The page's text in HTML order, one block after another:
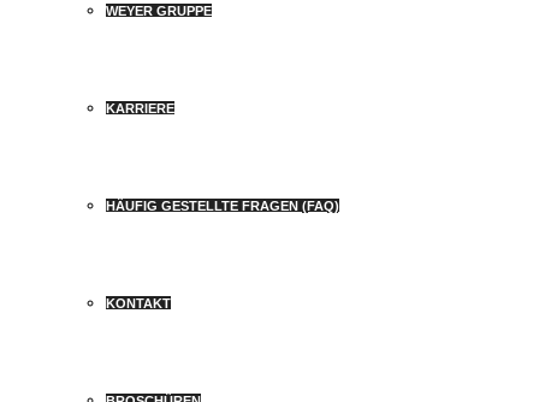
WEYER GRUPPE
KARRIERE
HÄUFIG GESTELLTE FRAGEN (FAQ)
KONTAKT